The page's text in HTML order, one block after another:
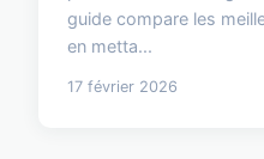
guide compare les
en metta...
17 février 2026